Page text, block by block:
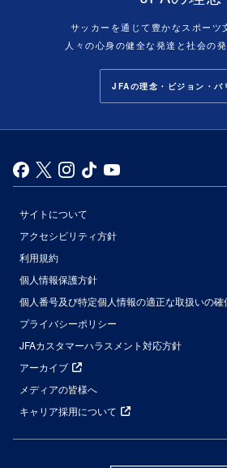
サッカーを通じて豊かなスポーツ
人々の心身の健全な発達と社会の発
JFAの理念・ビジョン・バ
サイトについて
アクセシビリティ方針
利用規約
個人情報保護方針
個人番号及び特定個人情報の適正な取扱いの
プライバシーポリシー
JFAカスタマーハラスメント対応方針
アーカイブ
メディアの皆様へ
キャリア採用について